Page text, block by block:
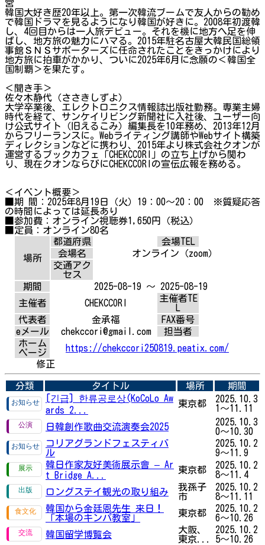
営
韓国大好き歴20年以上。第一次韓流ブームで友人からの勧め
で韓国ドラマを見るようになり韓国が好きに。2008年初渡韓
し、4回目からは一人旅デビュー。それを機に地方へ足を伸
ばし、地方旅の魅力にハマる。2015年駐名古屋大韓民国総領
事館ＳＮＳサポーターズに任命されたことをきっかけにより
地方旅に拍車がかかり、ついに2025年6月に念願の＜韓国全
国制覇＞を果たす。
＜聞き手＞
佐々木静代（ささきしずよ）
大学卒業後、エレクトロニクス情報誌出版社勤務。専業主婦
時代を経て、サンケイリビング新聞社に入社後、ユーザー向
け公式サイト（旧えるこみ）編集長を10年務め、2013年12月
からフリーランスに。Webライティング講師やWebサイト構築
ディレクションなどに携わり、2015年より株式会社クオンが
運営するブックカフェ「CHEKCCORI」の立ち上げから関わ
り、現在クオンならびにCHEKCCORIの宣伝広報を務める。
＜イベント概要＞
■期 間：2025年8月19日（火）19：00～20：00 ※質疑応答
の時間によっては延長あり
■参加費：オンライン視聴券1,650円（税込）
■定員：オンライン80名
場所
都道府県
会場TEL
会場名
オンライン（zoom）
交通アク
セス
期間
2025-08-19 ～ 2025-08-19
主催者
CHEKCCORI
主催者TE
代表者
金承福
FAX番号
eメール
chekccori@gmail.com
担当者
ホーム
ページ
https://chekccori250819.peatix.com/
修正
分類 タイトル 場所
期間
[긴급] 한류공로상(KoCoLo Aw
ards 2...
東京都
2025.10.3
1～11.11
日韓創作歌曲交流演奏会2025
2025.10.3
0～10.30
コリアグランドフェスティバ
ル
2025.10.2
9～11.9
韓日作家友好美術展示會 – Ar
t Bridge A...
東京都
2025.10.2
8～11.4
ロングステイ観光の取り組み
我孫子
市
2025.10.2
8～11.11
韓国から金廷恩先生 来日！
「本場のキンパ教室」
東京都
2025.10.2
6～10.26
韓国留学博覧会
大阪、
東京...
2025.10.2
5～10.26